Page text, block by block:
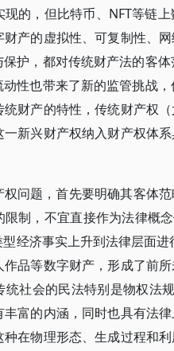
的，但比特币、NFT等链
产的虚拟性、可复制性、
护，都对传统财产法的客
性也带来了新的监管挑战
财产的特性，传统财产权
新兴财产权纳入财产权体
问题，首先要明确其客体
制，不宜直接作为法律概
经济事实上升到法律层面进
品等数字财产，形成了前
社会的民法特别是物权法
富的内涵，同时也具有法
在物理形态、生成过程和